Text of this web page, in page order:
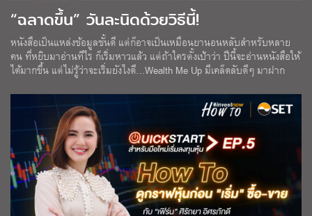
“ฉลาดขึ้น” วันละนิดด้วยวิธีนี้!
หนังสือเป็นแหล่งข้อมูลชั้นดี แต่ก็อาจเป็นเหมือนยานอนหลับสำหรับหลาย
คน ที่หยิบมาอ่านทีไร ก็เริ่มหาวแล้ว แต่ถ้าใครตั้งเป้าว่า ปีนี้จะอ่านหนังสือให้
ได้มากขึ้น แต่ไม่รู้ว่าจะเริ่มยังไงดี…Wealth Me Up มีเคล็ดลับดีๆ มาฝาก